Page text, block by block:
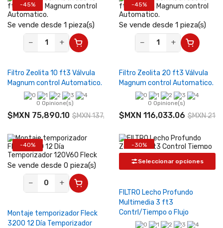
-45%
Se vende desde 1 pieza(s)
−
+
Filtro Zeolita 10 ft3 Válvula
Magnum control Automatico.
0 Opinione(s)
$MXN 75,890.10 $MXN 137,982.00
-45%
Se vende desde 1 pieza(s)
−
+
Filtro Zeolita 20 ft3 Válvula
Magnum control Automatico.
0 Opinione(s)
$MXN 116,033.06 $MXN
-40%
Se vende desde 0 pieza(s)
−
+
Montaje temporizador Fleck
3200 12 Día Temporizador
-30%
Seleccionar opciones
FILTRO Lecho Profundo
Multimedia 3 ft3
Contrl/Tiempo o Flujo